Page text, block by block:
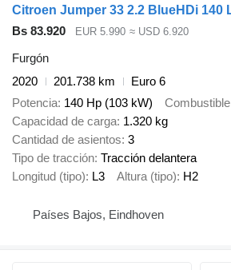
Bs 83.920 EUR 5.990 ≈ USD 6.920
Furgón
2020
201.738 km
Euro 6
Potencia 140 Hp (103 kW) Combustible
Capacidad de carga 1.320 kg
Cantidad de asientos 3
Tipo de tracción Tracción delantera
Longitud (tipo) L3 Altura (tipo) H2
Países Bajos, Eindhoven